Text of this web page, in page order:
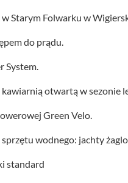
Starym Folwarku w
do prądu.
System.
otwartą w sezonie
Green Velo.
wodnego: jachty
standard